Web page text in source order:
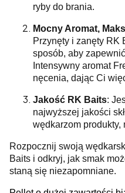
ryby do brania.
Mocny Aromat,
Przynęty i zanęty RK
sposób, aby
Intensywny aromat
nęcenia, dając Ci
Jakość RK Baits:
najwyższej jakości
wędkarzom produkty,
Rozpocznij swoją
Baits i odkryj, jak smak
staną się niezapomniane.